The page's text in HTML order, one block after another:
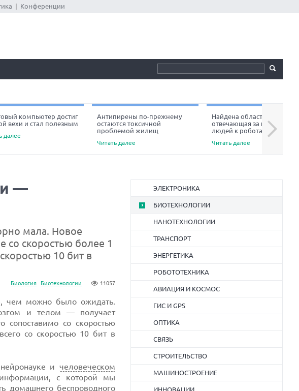
Конференции
компьютер достиг
вехи и стал полезным
далее
Антипирены по-прежнему
остаются токсичной
проблемой жилищ
Читать далее
Найдена область мозга,
отвечающая за неприязнь
людей к роботам
Читать далее
Next
—
мала. Новое
со скоростью более 1
10 бит в
Биология Биотехнологии 11057
чем можно было ожидать.
и телом — получает
со скоростью
со скоростью 10 бит в
и человеческом
с которой мы
домашнего беспроводного
ЭЛЕКТРОНИКА
БИОТЕХНОЛОГИИ
НАНОТЕХНОЛОГИИ
ТРАНСПОРТ
ЭНЕРГЕТИКА
РОБОТОТЕХНИКА
АВИАЦИЯ И КОСМОС
ГИС И GPS
ОПТИКА
СВЯЗЬ
СТРОИТЕЛЬСТВО
МАШИНОСТРОЕНИЕ
ИННОВАЦИИ